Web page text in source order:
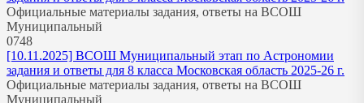
Официальные материалы задания, ответы на ВСОШ
Муниципальный
0748
[10.11.2025] ВСОШ Муниципальный этап по Астрономии
задания и ответы для 8 класса Московская область 2025-26 г.
Официальные материалы задания, ответы на ВСОШ
Муниципальный